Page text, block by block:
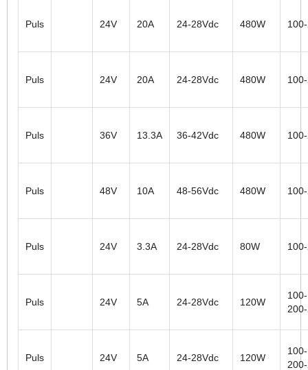
Puls 24V 20A 24-28Vdc 480W
Puls 24V 20A 24-28Vdc 480W
Puls 36V 13.3A 36-42Vdc 480W
Puls 48V 10A 48-56Vdc 480W
Puls 24V 3.3A 24-28Vdc 80W
Puls 24V 5A 24-28Vdc 120W
Puls 24V 5A 24-28Vdc 120W